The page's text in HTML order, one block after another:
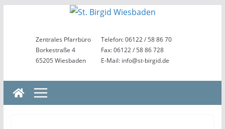
springenZentrales Pfarrbüro
Borkestraße 4
65205 Wiesbaden
Telefon: 06122 / 58 86 70
Fax: 06122 / 58 86 728
E-Mail: info@st-birgid.de